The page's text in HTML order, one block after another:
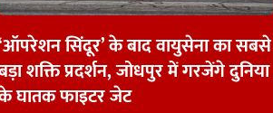
सिंदूर’ के बाद वायुसेना का सबसे
शक्ति प्रदर्शन, जोधपुर में गरजेंगे दुनिया
घातक फाइटर जेट